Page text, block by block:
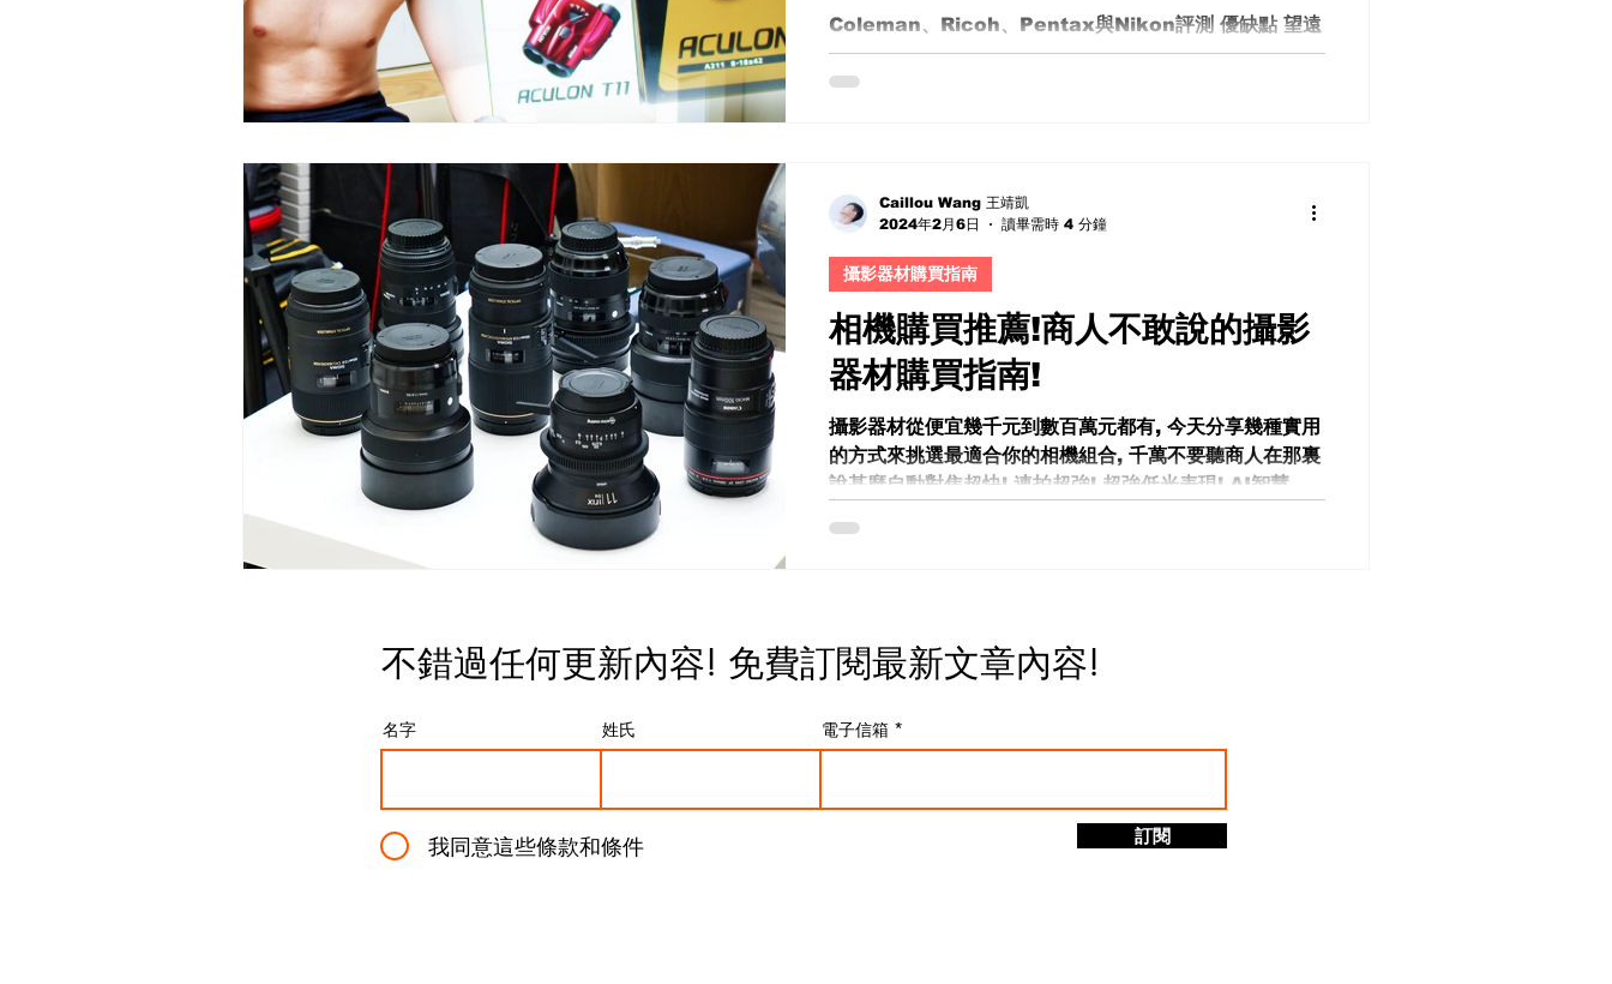
Pentax與Nikon評測 優缺點 推
薦
Coleman、Ricoh、Pentax與Nikon評測 優缺點 望遠
鏡開箱對決！推薦最強雙筒望遠鏡之王？購買指南 輕便設
計 成像品質 今天我們來分享幾款雙桶變焦望遠鏡，並挑選
相機購買推薦!商人不敢說的攝影
器材購買指南!
攝影器材從便宜幾千元到數百萬元都有, 今天分享幾種實用
的方式來挑選最適合你的相機組合, 千萬不要聽商人在那裏
說甚麼自動對焦超快! 連拍超強! 超強低光表現! AI智慧功
攝影器材購買指南
Caillou Wang 王靖凱
2024年2月6日
讀畢需時 4 分鐘
不錯過任何更新內容! 免費訂閱最新文章內容!
名字 姓氏 電子信箱
我同意這些條款和條件 訂閱